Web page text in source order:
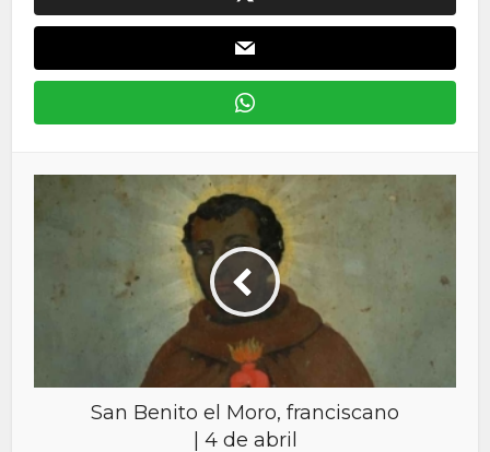
San Benito el Moro, franciscano
| 4 de abril